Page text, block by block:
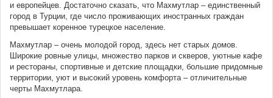
и европейцев. Достаточно сказать, что Махмутлар – единственный
город в Турции, где число проживающих иностранных граждан
превышает коренное турецкое население.
Махмутлар – очень молодой город, здесь нет старых домов.
Широкие ровные улицы, множество парков и скверов, уютные кафе
и рестораны, спортивные и детские площадки, большие придомные
территории, уют и высокий уровень комфорта – отличительные
черты Махмутлара.